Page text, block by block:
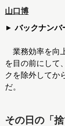
山口博
バックナンバ
業務効率を向
を目の前にして
クを除外してか
だ。
その日の「